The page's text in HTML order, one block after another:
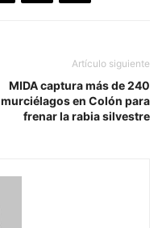
Artículo siguiente
MIDA captura más de 240
murciélagos en Colón para
frenar la rabia silvestre